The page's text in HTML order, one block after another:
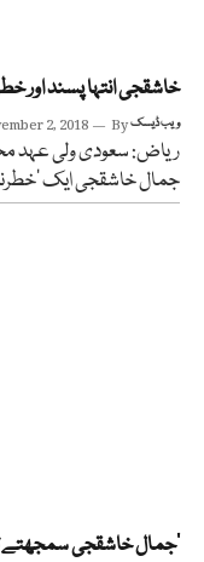
خاشقجی انتہا پسند اور
2, 2018 Byویب ڈیسک
ریاض: سعودی ولی عہد
جمال خاشقجی ایک
’جمال خاشقجی سمجھتے